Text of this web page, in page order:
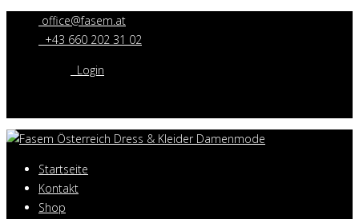
office@fasem.at
+43 660 202 31 02
Login
Startseite
Kontakt
Shop